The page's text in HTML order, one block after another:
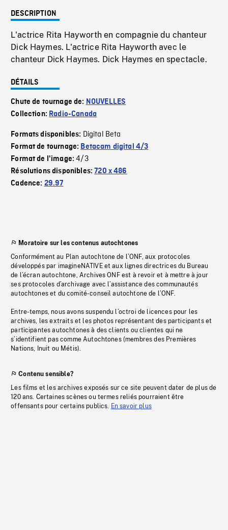
DESCRIPTION
L'actrice Rita Hayworth en compagnie du chanteur
Dick Haymes. L'actrice Rita Hayworth avec le
chanteur Dick Haymes. Dick Haymes en spectacle.
DÉTAILS
Chute de tournage de: NOUVELLES
Collection: Radio-Canada
Formats disponibles: Digital Beta
Format de tournage: Betacam digital 4/3
Format de l'image:4/3
Résolutions disponibles:720 x 486
Cadence: 29.97
Moratoire sur les contenus autochtones
Conformément au Plan autochtone de l’ONF, aux protocoles
développés par imagineNATIVE et aux lignes directrices du Bureau
de l’écran autochtone, Archives ONF est à revoir et à mettre à jour
ses protocoles d’archivage avec l’assistance des communautés
autochtones et du comité-conseil autochtone de l’ONF.
Entre-temps, nous avons suspendu l’octroi de licences pour les
archives, les extraits et les photos représentant des participants et
participantes autochtones à des clients ou clientes qui ne
s’identifient pas comme Autochtones (membres des Premières
Nations, Inuit ou Métis).
Contenu sensible?
Les films et les archives exposés sur ce site peuvent dater de plus de
120 ans. Certaines scènes ou termes reliés pourraient être
offensants pour certains publics. En savoir plus